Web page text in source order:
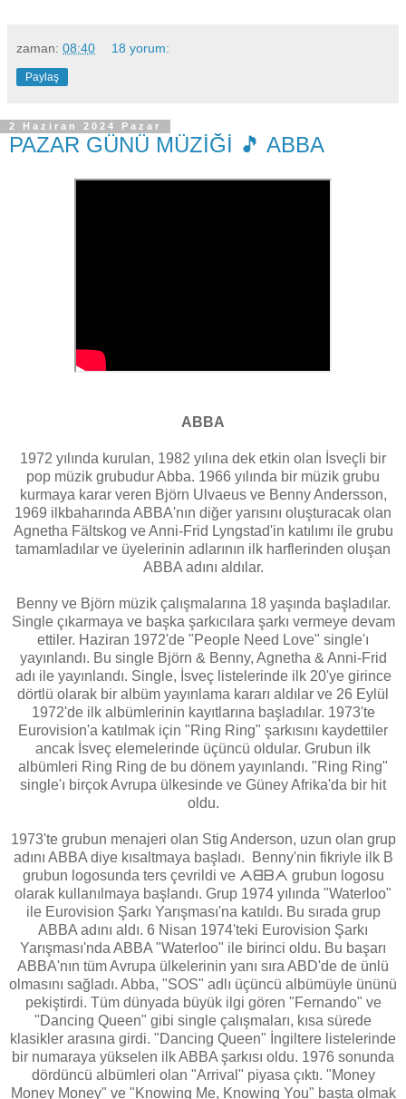
zaman: 08:40 18 yorum:
Paylaş
2 Haziran 2024 Pazar
PAZAR GÜNÜ MÜZİĞİ 🎵 ABBA
ABBA
1972 yılında kurulan, 1982 yılına dek etkin olan İsveçli bir
pop müzik grubudur Abba. 1966 yılında bir müzik grubu
kurmaya karar veren Björn Ulvaeus ve Benny Andersson,
1969 ilkbaharında ABBA'nın diğer yarısını oluşturacak olan
Agnetha Fältskog ve Anni-Frid Lyngstad'in katılımı ile grubu
tamamladılar ve üyelerinin adlarının ilk harflerinden oluşan
ABBA adını aldılar.
Benny ve Björn müzik çalışmalarına 18 yaşında başladılar.
Single çıkarmaya ve başka şarkıcılara şarkı vermeye devam
ettiler. Haziran 1972'de "People Need Love" single'ı
yayınlandı. Bu single Björn & Benny, Agnetha & Anni-Frid
adı ile yayınlandı. Single, İsveç listelerinde ilk 20'ye girince
dörtlü olarak bir albüm yayınlama kararı aldılar ve 26 Eylül
1972'de ilk albümlerinin kayıtlarına başladılar. 1973'te
Eurovision'a katılmak için "Ring Ring" şarkısını kaydettiler
ancak İsveç elemelerinde üçüncü oldular. Grubun ilk
albümleri Ring Ring de bu dönem yayınlandı. "Ring Ring"
single'ı birçok Avrupa ülkesinde ve Güney Afrika'da bir hit
oldu.
1973'te grubun menajeri olan Stig Anderson, uzun olan grup
adını ABBA diye kısaltmaya başladı. Benny'nin fikriyle ilk B
grubun logosunda ters çevrildi ve ᗅᗺᗷᗅ grubun logosu
olarak kullanılmaya başlandı. Grup 1974 yılında "Waterloo"
ile Eurovision Şarkı Yarışması'na katıldı. Bu sırada grup
ABBA adını aldı. 6 Nisan 1974'teki Eurovision Şarkı
Yarışması'nda ABBA "Waterloo" ile birinci oldu. Bu başarı
ABBA'nın tüm Avrupa ülkelerinin yanı sıra ABD'de de ünlü
olmasını sağladı. Abba, "SOS" adlı üçüncü albümüyle ününü
pekiştirdi. Tüm dünyada büyük ilgi gören "Fernando" ve
"Dancing Queen" gibi single çalışmaları, kısa sürede
klasikler arasına girdi. "Dancing Queen" İngiltere listelerinde
bir numaraya yükselen ilk ABBA şarkısı oldu. 1976 sonunda
dördüncü albümleri olan "Arrival" piyasa çıktı. "Money
Money Money" ve "Knowing Me, Knowing You" başta olmak